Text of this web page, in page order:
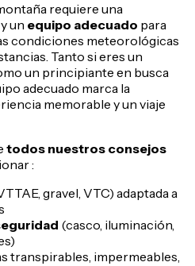
requiere una
y un equipo adecuado para
condiciones meteorológicas
Tanto si eres un
un principiante en busca
adecuado marca la
memorable y un viaje
todos nuestros consejos
:
gravel, VTC) adaptada a
(casco, iluminación,
transpirables, impermeables,